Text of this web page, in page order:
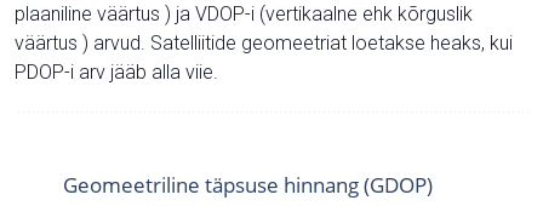
plaaniline väärtus ) ja VDOP-i (vertikaalne ehk kõrguslik
väärtus ) arvud. Satelliitide geomeetriat loetakse heaks, kui
PDOP-i arv jääb alla viie.
Geomeetriline täpsuse hinnang (GDOP)